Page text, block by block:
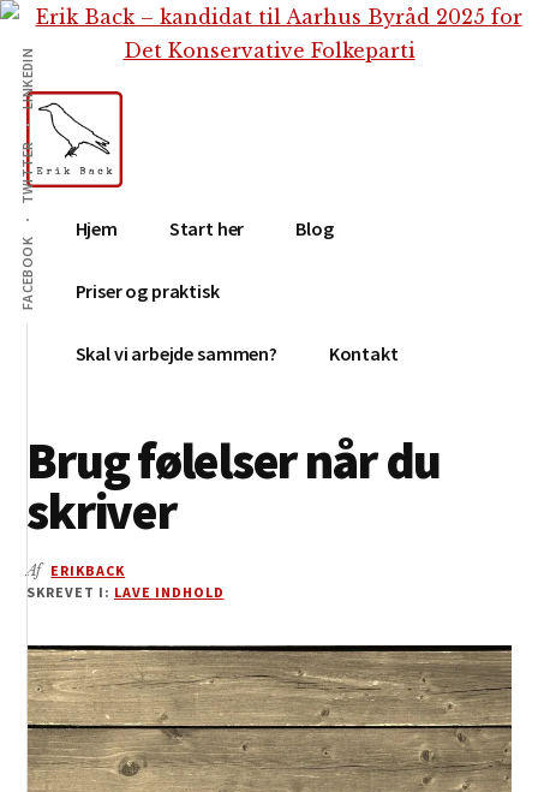
Skip
indhold
Gå
primær
sidebar
Skip
footer
Additional
menu
FACEBOOK
TWITTER
LINKEDIN
Erik
Back
Tekstforfatter,
content
creation,
blog,
medier
Hjem Start her Blog
Priser og praktisk
Skal vi arbejde sammen? Kontakt
Brug følelser når du
skriver
Af ERIKBACK
SKREVET I: LAVE INDHOLD